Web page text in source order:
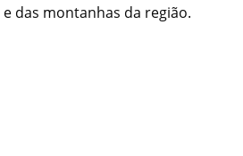
das montanhas da região.